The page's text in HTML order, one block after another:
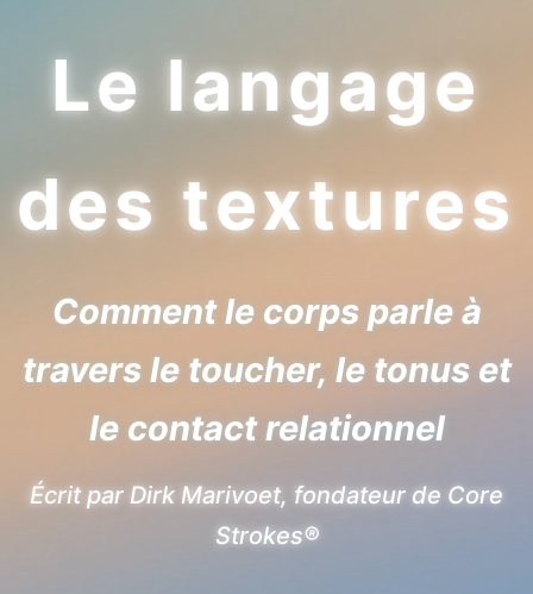
Le langage
des textures
Comment le corps parle à
travers le toucher, le tonus et
le contact relationnel
Écrit par Dirk Marivoet, fondateur de Core
Strokes®